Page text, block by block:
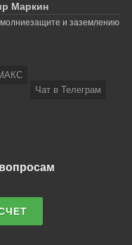
Маркин
молниезащите и заземлению
Чат в Телеграм